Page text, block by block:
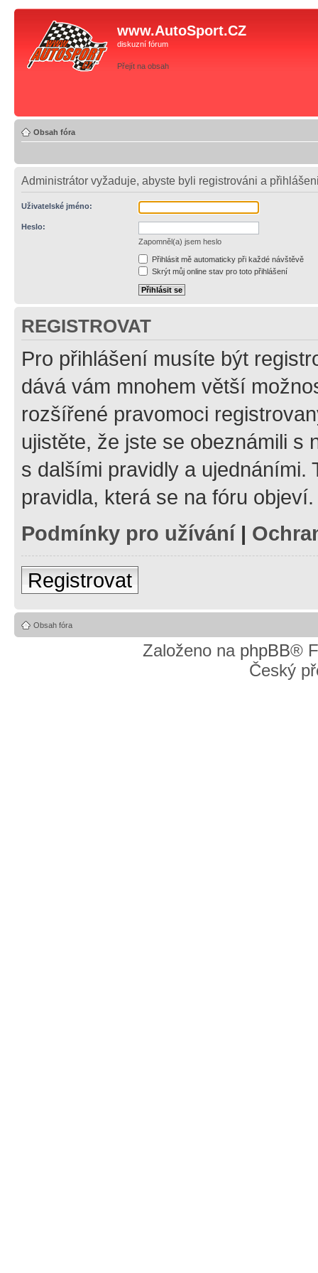
www.AutoSport.CZ
diskuzní fórum
Přejít na obsah
Obsah fóra
Administrátor vyžaduje, abyste byli registrováni a
Uživatelské jméno:
Heslo:
Zapomněl(a) jsem heslo
Přihlásit mě automaticky při každé návštěvě
Skrýt můj online stav pro toto přihlášení
REGISTROVAT
Pro přihlášení musíte být
dává vám mnohem větší
rozšířené pravomoci
ujistěte, že jste se obeznámili s
s dalšími pravidly a ujednáními.
pravidla, která se na fóru objeví.
Podmínky pro užívání|
Registrovat
Obsah fóra
Založeno na phpBB®
Český